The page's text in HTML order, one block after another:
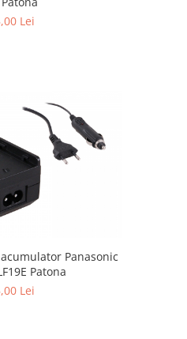
Lei
Panasonic
Patona
Lei